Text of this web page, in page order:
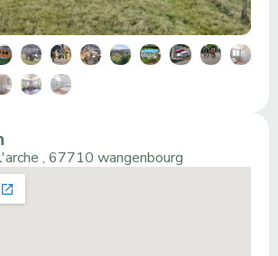
, 67710 wangenbourg